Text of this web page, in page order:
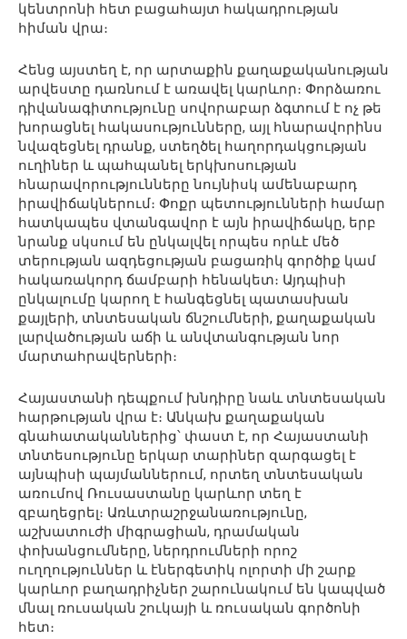
կենտրոնի հետ բացահայտ հակադրության
հիման վրա։
Հենց այստեղ է, որ արտաքին քաղաքականության
արվեստը դառնում է առավել կարևոր։ Փորձառու
դիվանագիտությունը սովորաբար ձգտում է ոչ թե
խորացնել հակասությունները, այլ հնարավորինս
նվազեցնել դրանք, ստեղծել հաղորդակցության
ուղիներ և պահպանել երկխոսության
հնարավորությունները նույնիսկ ամենաբարդ
իրավիճակներում։ Փոքր պետությունների համար
հատկապես վտանգավոր է այն իրավիճակը, երբ
նրանք սկսում են ընկալվել որպես որևէ մեծ
տերության ազդեցության բացառիկ գործիք կամ
հակառակորդ ճամբարի հենակետ։ Այդպիսի
ընկալումը կարող է հանգեցնել պատասխան
քայլերի, տնտեսական ճնշումների, քաղաքական
լարվածության աճի և անվտանգության նոր
մարտահրավերների։
Հայաստանի դեպքում խնդիրը նաև տնտեսական
հարթության վրա է։ Անկախ քաղաքական
գնահատականներից՝ փաստ է, որ Հայաստանի
տնտեսությունը երկար տարիներ զարգացել է
այնպիսի պայմաններում, որտեղ տնտեսական
առումով Ռուսաստանը կարևոր տեղ է
զբաղեցրել։ Առևտրաշրջանառությունը,
աշխատուժի միգրացիան, դրամական
փոխանցումները, ներդրումների որոշ
ուղղություններ և էներգետիկ ոլորտի մի շարք
կարևոր բաղադրիչներ շարունակում են կապված
մնալ ռուսական շուկայի և ռուսական գործոնի
հետ։